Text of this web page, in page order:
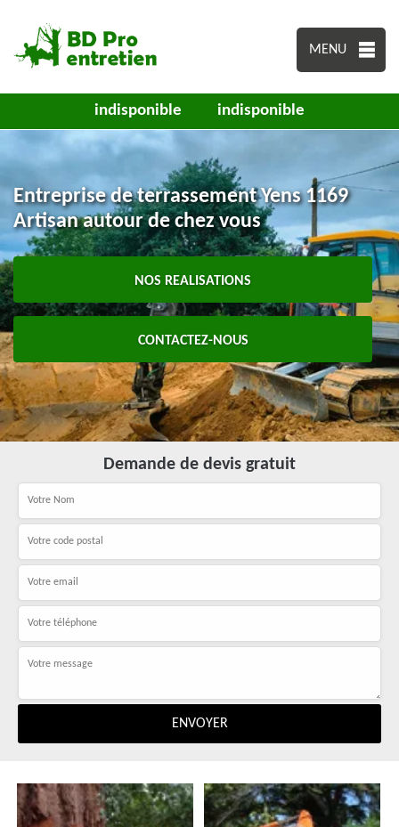
MENU
indisponible indisponible
Entreprise de terrassement Yens 1169
Artisan autour de chez vous
NOS REALISATIONS
CONTACTEZ-NOUS
Demande de devis gratuit